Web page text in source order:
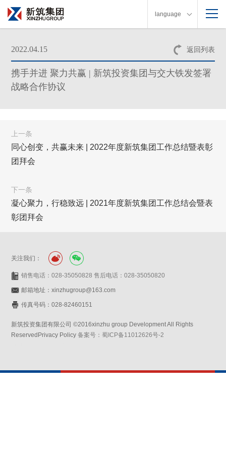
language
返回列表
2022.04.15
携手并进 聚力共赢 | 新筑投资集团与交大铁发签署
战略合作协议
上一条
同心创变，共赢未来 | 2022年度新筑集团工作总结暨表彰
团拜会
下一条
凝心聚力，行稳致远 | 2021年度新筑集团工作总结会暨表
彰团拜会
关注我们：
销售电话：028-35050828 售后电话：028-35050820
邮箱地址：xinzhugroup@163.com
传真号码：028-82460151
新筑投资集团有限公司 ©2016xinzhu group Development All Rights
ReservedPrivacy Policy备案号：蜀ICP备11012626号-2